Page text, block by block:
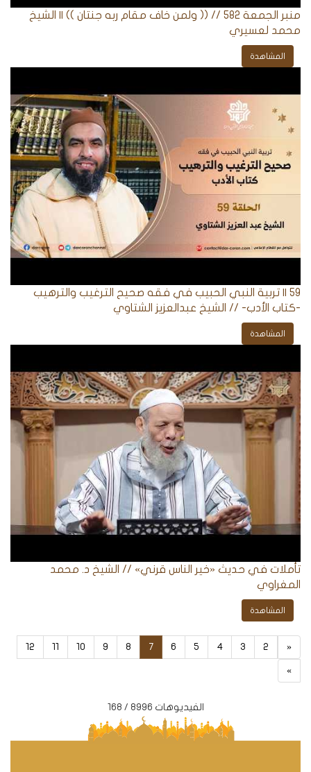
منبر الجمعة 582 // (( ولمن خاف مقام ربه جنتان )) || الشيخ
محمد لعسيري
المشاهدة
59 || تربية النبي الحبيب في فقه صحيح الترغيب والترهيب
-كتاب الأدب- // الشيخ عبدالعزيز الشتاوي
المشاهدة
تأملات في حديث «خير الناس قرني» // الشيخ د. محمد
المغراوي
المشاهدة
«
2
3
4
5
6
7
8
9
10
11
12
»
الفيديوهات 8996 / 168